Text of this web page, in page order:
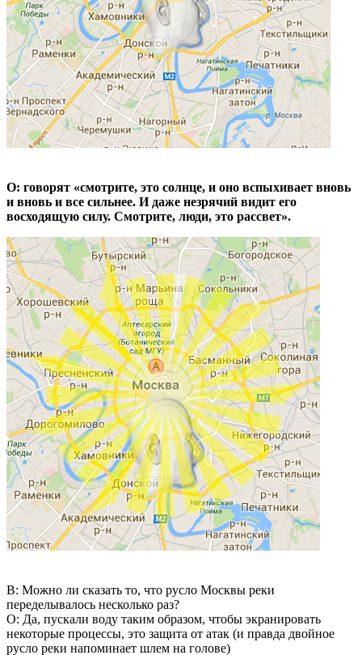
О: говорят «смотрите, это солнце, и оно вспыхивает вновь
и вновь и все сильнее. И даже незрячий видит его
восходящую силу. Смотрите, люди, это рассвет».
В: Можно ли сказать то, что русло Москвы реки
переделывалось несколько раз?
О: Да, пускали воду таким образом, чтобы экранировать
некоторые процессы, это защита от атак (и правда двойное
русло реки напоминает шлем на голове)